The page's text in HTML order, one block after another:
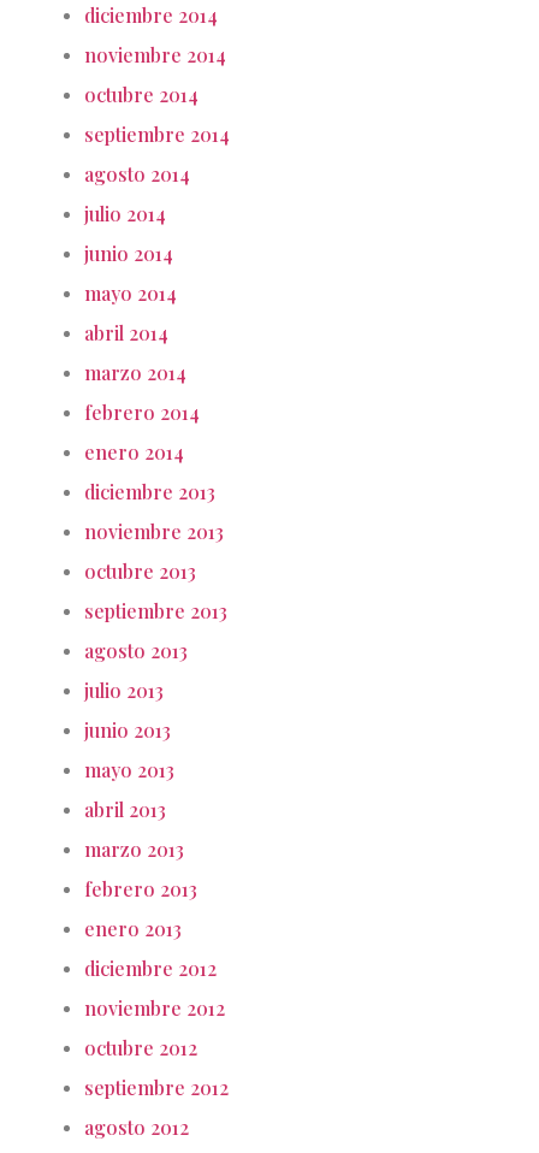
diciembre 2014
noviembre 2014
octubre 2014
septiembre 2014
agosto 2014
julio 2014
junio 2014
mayo 2014
abril 2014
marzo 2014
febrero 2014
enero 2014
diciembre 2013
noviembre 2013
octubre 2013
septiembre 2013
agosto 2013
julio 2013
junio 2013
mayo 2013
abril 2013
marzo 2013
febrero 2013
enero 2013
diciembre 2012
noviembre 2012
octubre 2012
septiembre 2012
agosto 2012